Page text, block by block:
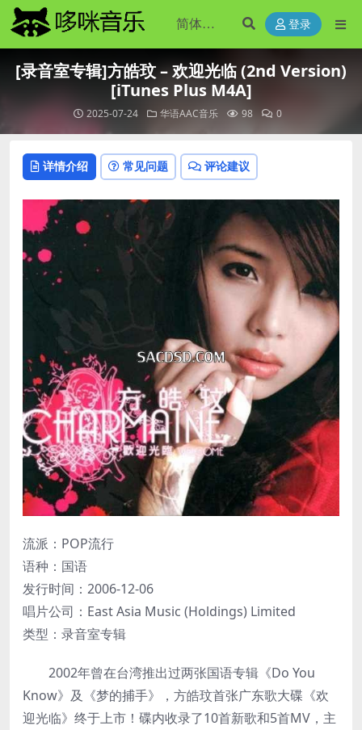
登录
[录音室专辑]方皓玟 – 欢迎光临 (2nd Version)
[iTunes Plus M4A]
2025-07-24 华语AAC音乐 98 0
详情介绍 常见问题 评论建议
流派：POP流行
语种：国语
发行时间：2006-12-06
唱片公司：East Asia Music (Holdings) Limited
类型：录音室专辑
2002年曾在台湾推出过两张国语专辑《Do You
Know》及《梦的捕手》，方皓玟首张广东歌大碟《欢
迎光临》终于上市！碟内收录了10首新歌和5首MV，主